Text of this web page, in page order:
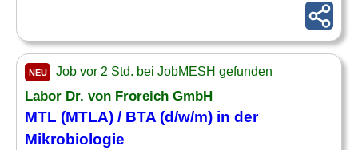
NEU Job vor 2 Std. bei JobMESH gefunden
Labor Dr. von Froreich GmbH
MTL (MTLA) / BTA (d/w/m) in der
Mikrobiologie